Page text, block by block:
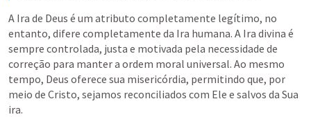
A Ira de Deus é um atributo completamente legítimo, no
entanto, difere completamente da Ira humana. A Ira divina é
sempre controlada, justa e motivada pela necessidade de
correção para manter a ordem moral universal. Ao mesmo
tempo, Deus oferece sua misericórdia, permitindo que, por
meio de Cristo, sejamos reconciliados com Ele e salvos da Sua
ira.